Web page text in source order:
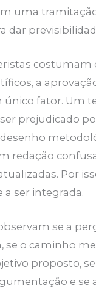
uma
dar
costumam
a
único fator. Um
prejudicado
redação
Por
a ser integrada.
se a
se o caminho
proposto,
e se